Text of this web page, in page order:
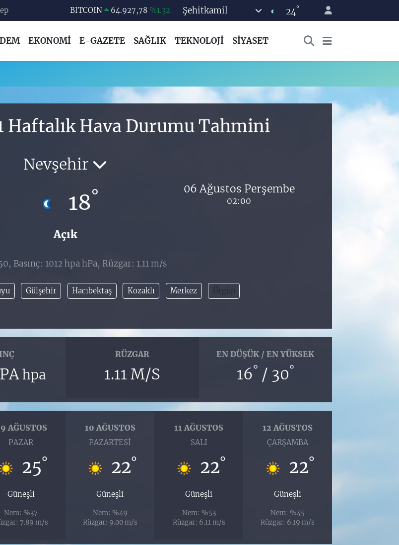
BITCOIN 64.927,78 %1.32
EURO
55,0398 %-0.02
STERLİN
64,1581 %0.16
BİST100
13.703
Şehitkamil 24°
EKONOMİ E-GAZETE SAĞLIK TEKNOLOJİ SİYASET
Haftalık Hava Durumu Tahmini
Nevşehir
18°
Açık
06 Ağustos Perşembe
02:00
Basınç: 1012 hpa hPa, Rüzgar: 1.11 m/s
Gülşehir Hacıbektaş Kozaklı Merkez Ürgüp
hpa
RÜZGAR
1.11 M/S
EN DÜŞÜK / EN YÜKSEK
16° / 30°
AĞUSTOS
PAZAR
25°
Güneşli
Nem: %37
7.89 m/s
10 AĞUSTOS
PAZARTESI
22°
Güneşli
Nem: %49
Rüzgar: 9.00 m/s
11 AĞUSTOS
SALI
22°
Güneşli
Nem: %53
Rüzgar: 6.11 m/s
12 AĞUSTOS
ÇARŞAMBA
22°
Güneşli
Nem: %45
Rüzgar: 6.19 m/s